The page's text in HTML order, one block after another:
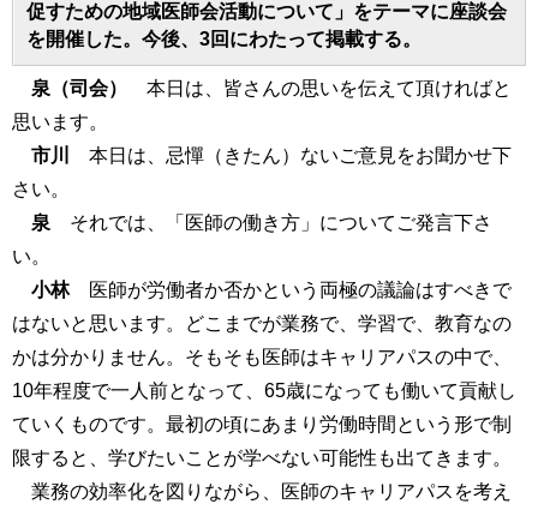
促すための地域医師会活動について」をテーマに座談会
を開催した。今後、3回にわたって掲載する。
泉（司会）
本日は、皆さんの思いを伝えて頂ければと
思います。
市川
本日は、忌憚（きたん）ないご意見をお聞かせ下
さい。
泉 それでは、「医師の働き方」についてご発言下さ
い。
小林医師が労働者か否かという両極の議論はすべきで
はないと思います。どこまでが業務で、学習で、教育なの
かは分かりません。そもそも医師はキャリアパスの中で、
10年程度で一人前となって、65歳になっても働いて貢献し
ていくものです。最初の頃にあまり労働時間という形で制
限すると、学びたいことが学べない可能性も出てきます。
業務の効率化を図りながら、医師のキャリアパスを考え